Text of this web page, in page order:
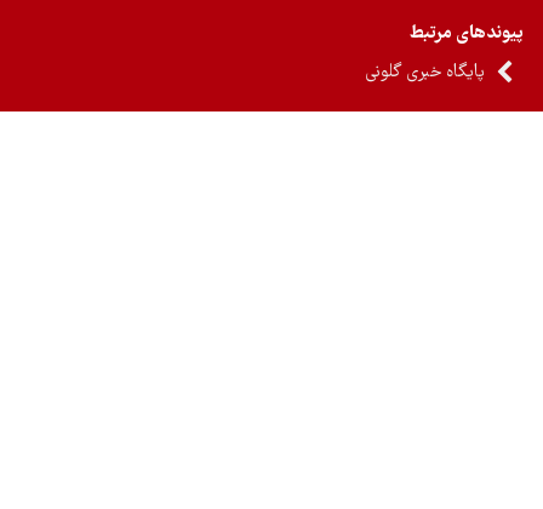
مرتبط
پایگاه خبری گلونی